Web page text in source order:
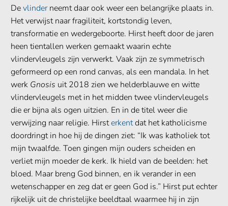
Devlinder neemt daar ook weer een belangrijke plaats in.
Het verwijst naar fragiliteit, kortstondig leven,
transformatie en wedergeboorte. Hirst heeft door de jaren
heen tientallen werken gemaakt waarin echte
vlindervleugels zijn verwerkt. Vaak zijn ze symmetrisch
geformeerd op een rond canvas, als een mandala. In het
werk Gnosis uit 2018 zien we helderblauwe en witte
vlindervleugels met in het midden twee vlindervleugels
die er bijna als ogen uitzien. En in de titel weer die
verwijzing naar religie. Hirsterkentdat het katholicisme
doordringt in hoe hij de dingen ziet: “Ik was katholiek tot
mijn twaalfde. Toen gingen mijn ouders scheiden en
verliet mijn moeder de kerk. Ik hield van de beelden: het
bloed. Maar breng God binnen, en ik verander in een
wetenschapper en zeg dat er geen God is.” Hirst put echter
rijkelijk uit de christelijke beeldtaal waarmee hij in zijn